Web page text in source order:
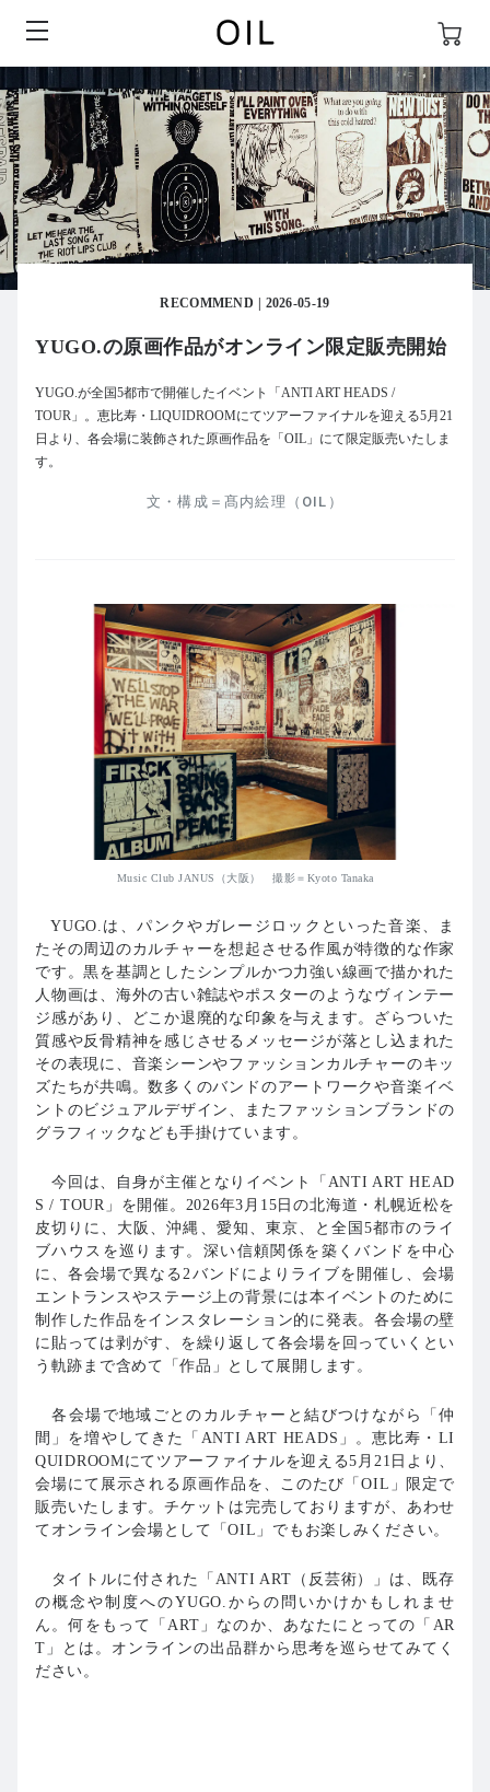
RECOMMEND 2026-05-19
YUGO.の原画作品がオンライン限定販売開始
YUGO.が全国5都市で開催したイベント「ANTI ART HEADS /
TOUR」。恵比寿・LIQUIDROOMにてツアーファイナルを迎える5月21
日より、各会場に装飾された原画作品を「OIL」にて限定販売いたしま
す。
文・構成＝髙内絵理（OIL）
Music Club JANUS（大阪） 撮影＝Kyoto Tanaka
YUGO.は、パンクやガレージロックといった音楽、ま
たその周辺のカルチャーを想起させる作風が特徴的な作家
です。黒を基調としたシンプルかつ力強い線画で描かれた
人物画は、海外の古い雑誌やポスターのようなヴィンテー
ジ感があり、どこか退廃的な印象を与えます。ざらついた
質感や反骨精神を感じさせるメッセージが落とし込まれた
その表現に、音楽シーンやファッションカルチャーのキッ
ズたちが共鳴。数多くのバンドのアートワークや音楽イベ
ントのビジュアルデザイン、またファッションブランドの
グラフィックなども手掛けています。
今回は、自身が主催となりイベント「ANTI ART HEAD
S / TOUR」を開催。2026年3月15日の北海道・札幌近松を
皮切りに、大阪、沖縄、愛知、東京、と全国5都市のライ
ブハウスを巡ります。深い信頼関係を築くバンドを中心
に、各会場で異なる2バンドによりライブを開催し、会場
エントランスやステージ上の背景には本イベントのために
制作した作品をインスタレーション的に発表。各会場の壁
に貼っては剥がす、を繰り返して各会場を回っていくとい
う軌跡まで含めて「作品」として展開します。
各会場で地域ごとのカルチャーと結びつけながら「仲
間」を増やしてきた「ANTI ART HEADS」。恵比寿・LI
QUIDROOMにてツアーファイナルを迎える5月21日より、
会場にて展示される原画作品を、このたび「OIL」限定で
販売いたします。チケットは完売しておりますが、あわせ
てオンライン会場として「OIL」でもお楽しみください。
タイトルに付された「ANTI ART（反芸術）」は、既存
の概念や制度へのYUGO.からの問いかけかもしれませ
ん。何をもって「ART」なのか、あなたにとっての「AR
T」とは。オンラインの出品群から思考を巡らせてみてく
ださい。